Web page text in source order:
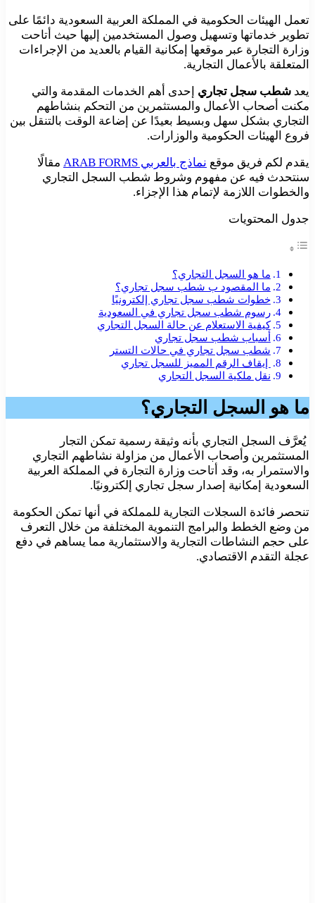
تعمل الهيئات الحكومية في المملكة العربية السعودية دائمًا على
تطوير خدماتها وتسهيل وصول المستخدمين إليها حيث أتاحت
وزارة التجارة عبر موقعها إمكانية القيام بالعديد من الإجراءات
المتعلقة بالأعمال التجارية.
يعد شطب سجل تجاري إحدى أهم الخدمات المقدمة والتي
مكنت أصحاب الأعمال والمستثمرين من التحكم بنشاطهم
التجاري بشكل سهل وبسيط بعيدًا عن إضاعة الوقت بالتنقل بين
فروع الهيئات الحكومية والوزارات.
يقدم لكم فريق موقع نماذج بالعربي ARAB FORMS
مقالًا
سنتحدث فيه عن مفهوم وشروط شطب السجل التجاري
والخطوات اللازمة لإتمام هذا الإجزاء.
جدول المحتويات
ما هو السجل التجاري؟
ما المقصود ب شطب سجل تجاري؟
خطوات شطب سجل تجاري إلكترونيًا
رسوم شطب سجل تجاري في السعودية
كيفية الاستعلام عن حالة السجل التجاري
أسباب شطب سجل تجاري
شطب سجل تجاري في حالات التستر
إيقاف الرقم المميز للسجل تجاري
نقل ملكية السجل التجاري
ما هو السجل التجاري؟
يُعرَّف السجل التجاري بأنه وثيقة رسمية تمكن التجار
المستثمرين وأصحاب الأعمال من مزاولة نشاطهم التجاري
والاستمرار به، وقد أتاحت وزارة التجارة في المملكة العربية
السعودية إمكانية إصدار سجل تجاري إلكترونيًا.
تنحصر فائدة السجلات التجارية للمملكة في أنها تمكن الحكومة
من وضع الخطط والبرامج التنموية المختلفة من خلال التعرف
على حجم النشاطات التجارية والاستثمارية مما يساهم في دفع
عجلة التقدم الاقتصادي.